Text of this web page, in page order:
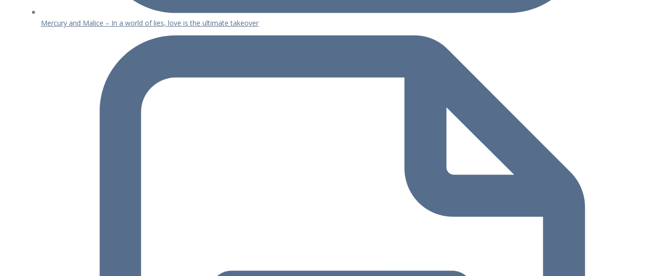
Mercury and Malice – In a world of lies, love is the ultimate takeover